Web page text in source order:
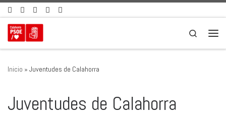
Saltar al contenido
Search
Inicio » Juventudes de Calahorra
Juventudes de Calahorra